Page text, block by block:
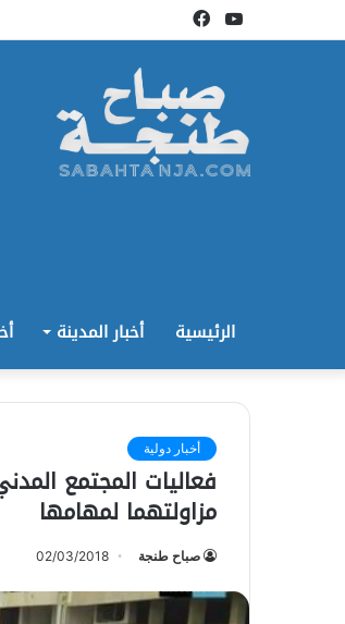
فيسبوكيوتيوب
الرئيسية أخبار المدينة
أخبار دولية
فعاليات المجتمع
مزاولتهما لمهامها
صباح طنجة 02/03/2018